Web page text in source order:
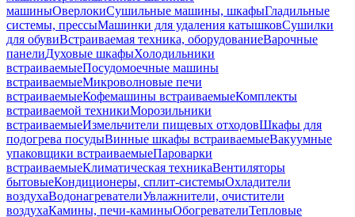
машиныОверлокиСушильные машины, шкафыГладильные
системы, прессыМашинки для удаления катышковСушилки
для обувиВстраиваемая техника, оборудованиеВарочные
панелиДуховые шкафыХолодильники
встраиваемыеПосудомоечные машины
встраиваемыеМикроволновые печи
встраиваемыеКофемашины встраиваемыеКомплекты
встраиваемой техникиМорозильники
встраиваемыеИзмельчители пищевых отходовШкафы для
подогрева посудыВинные шкафы встраиваемыеВакуумные
упаковщики встраиваемыеПароварки
встраиваемыеКлиматическая техникаВентиляторы
бытовыеКондиционеры, сплит-системыОхладители
воздухаВодонагревателиУвлажнители, очистители
воздухаКамины, печи-каминыОбогревателиТепловые